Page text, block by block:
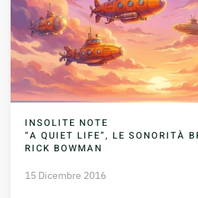
INSOLITE NOTE
“A QUIET LIFE”, LE SONORITÀ
RICK BOWMAN
15 Dicembre 2016